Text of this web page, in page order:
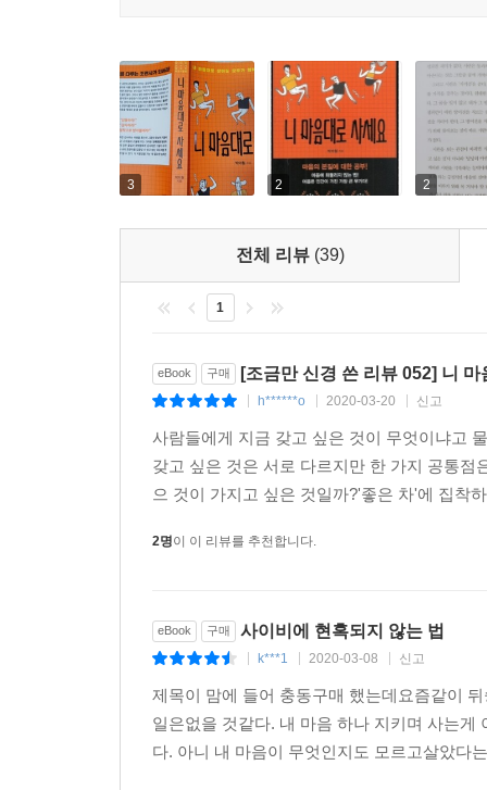
거울에 끼는 더러운 얼룩들을 말끔하게 제거할
움직이게 된다. 나는 나의 호랑이를 길들일 수 있
3 2 2
전체 리뷰 (39)
1
eBook 구매 [조금만 신경 쓴 리뷰 052] 니 마
h******o 2020-03-20 신고
사람들에게 지금 갖고 싶은 것이 무엇이냐고
갖고 싶은 것은 서로 다르지만 한 가지 공통
으 것이 가지고 싶은 것일까?'좋은 차'에 집착
2명이 이 리뷰를 추천합니다.
eBook 구매 사이비에 현혹되지 않는 법
k***1 2020-03-08 신고
제목이 맘에 들어 충동구매 했는데요즘같이
일은없을 것같다. 내 마음 하나 지키며 사는
다. 아니 내 마음이 무엇인지도 모르고살았다